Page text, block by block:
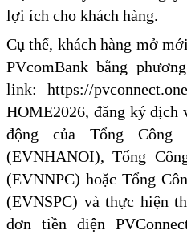
lợi ích cho khách hàng.
Cụ thể, khách hàng mở
PVcomBank bằng
link: https://
HOME2026, đăng ký dịch
động của Tổng
(EVNHANOI), Tổng
(EVNNPC) hoặc Tổng
(EVNSPC) và thực hiện
đơn tiền điện